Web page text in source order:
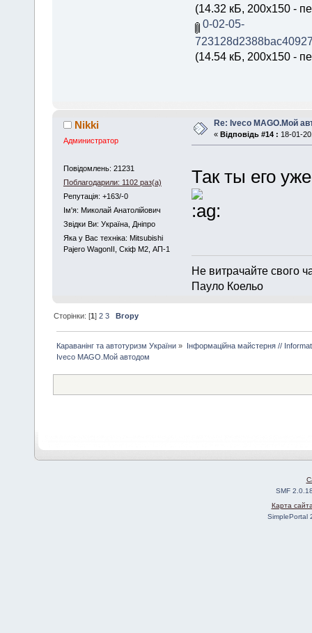
(14.32 кБ, 200x150 -
0-02-05-
(14.54 кБ, 200x150 -
Nikki
Администратор
Повідомлень: 21231
Поблагодарили: 1102 раз(а)
Репутація: +163/-0
Iм'я: Миколай Анатолійович
Звідки Ви: Україна, Дніпро
Яка у Вас техніка: Mitsubishi
Pajero WagonII, Скіф М2, АП-1
Re: Iveco MAGO.Мой
« Відповідь #14 : 18-01-
Так ты его
Не витрачайте свого
Пауло Коельо
Сторінки: [1]2 3 Вгору
Караванінг та автотуризм України » Інформаційна майстерня //
Iveco MAGO.Мой автодом
SMF
Карта
SimplePortal